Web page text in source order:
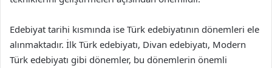
Edebiyat tarihi kısmında ise Türk edebiyatının dönemleri ele
alınmaktadır. İlk Türk edebiyatı, Divan edebiyatı, Modern
Türk edebiyatı gibi dönemler, bu dönemlerin önemli